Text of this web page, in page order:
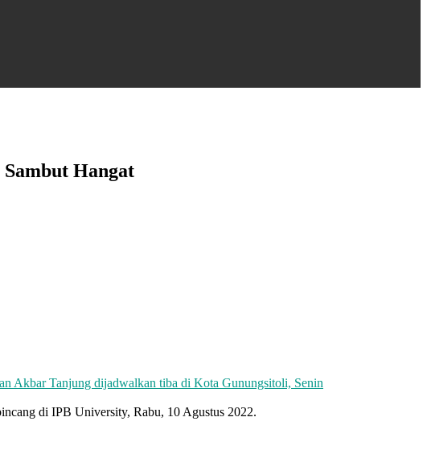
Hangat
di IPB University, Rabu, 10 Agustus 2022.